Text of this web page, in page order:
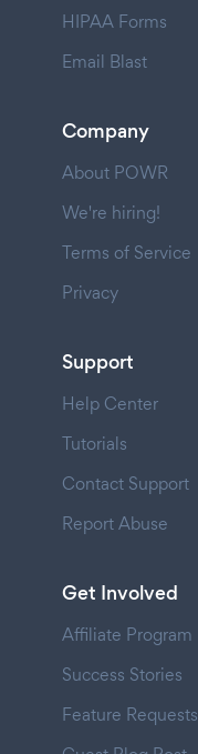
HIPAA Forms
Email Blast
Company
About POWR
We're hiring!
Terms of Service
Privacy
Support
Help Center
Tutorials
Contact Support
Report Abuse
Get Involved
Affiliate Program
Success Stories
Feature Requests